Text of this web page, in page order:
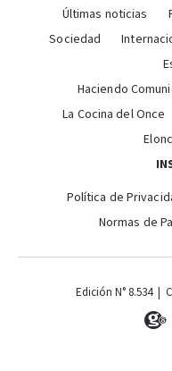
Últimas noticias
Sociedad
Haciendo
La Cocina del Once
Política de
Normas de
Edición N° 8.534 |